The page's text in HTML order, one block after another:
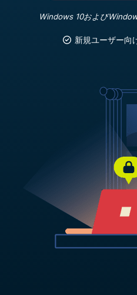
Windows 10および
新規ユーザー向